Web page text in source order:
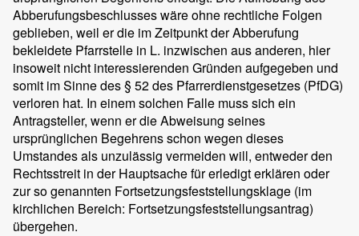
Abberufungsbeschlusses wäre ohne rechtliche Folgen
geblieben, weil er die im Zeitpunkt der Abberufung
bekleidete Pfarrstelle in L. inzwischen aus anderen, hier
insoweit nicht interessierenden Gründen aufgegeben und
somit im Sinne des § 52 des Pfarrerdienstgesetzes (PfDG)
verloren hat. In einem solchen Falle muss sich ein
Antragsteller, wenn er die Abweisung seines
ursprünglichen Begehrens schon wegen dieses
Umstandes als unzulässig vermeiden will, entweder den
Rechtsstreit in der Hauptsache für erledigt erklären oder
zur so genannten Fortsetzungsfeststellungsklage (im
kirchlichen Bereich: Fortsetzungsfeststellungsantrag)
übergehen.